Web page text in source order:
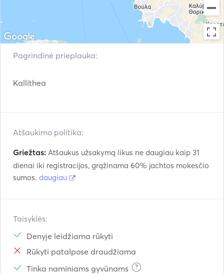
Pagrindinė prieplauka:
Kallithea
Atšaukimo politika:
Griežtas: Atšaukus užsakymą likus ne daugiau kaip 31
dienai iki registracijos, grąžinama 60% jachtos mokesčio
sumos. daugiau
Taisyklės:
Denyje leidžiama rūkyti
Rūkyti patalpose draudžiama
Tinka naminiams gyvūnams
?